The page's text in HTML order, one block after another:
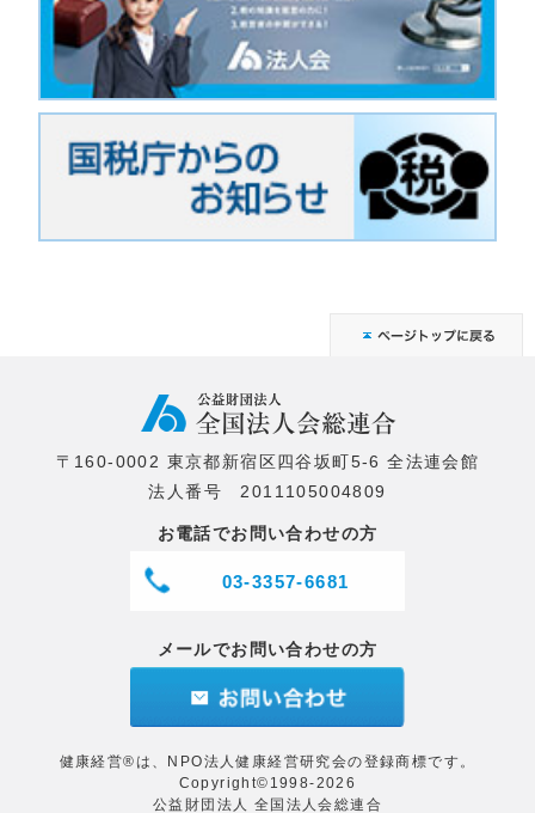
〒160-0002 東京都新宿区四谷坂町5-6 全法連会館
法人番号 2011105004809
お電話でお問い合わせの方
03-3357-6681
メールでお問い合わせの方
健康経営®は、NPO法人健康経営研究会の登録商標です。
Copyright©1998-2026
公益財団法人 全国法人会総連合